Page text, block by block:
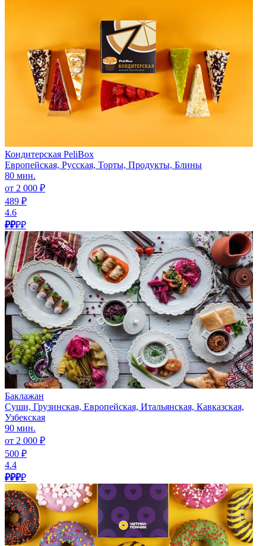
Кондитерская PeliBox
Европейская, Русская, Торты, Продукты, Блины
80 мин.
от 2 000 ₽
489 ₽
4.6
₽₽₽₽
Баклажан
Суши, Грузинская, Европейская, Итальянская, Кавказская,
Узбекская
90 мин.
от 2 000 ₽
500 ₽
4.4
₽₽₽₽